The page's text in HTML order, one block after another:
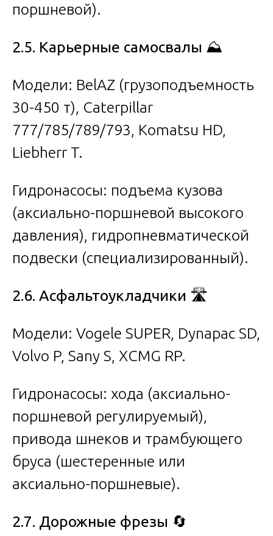
поршневой).
2.5. Карьерные самосвалы ⛰️
Модели: BelAZ (грузоподъемность
30-450 т), Caterpillar
777/785/789/793, Komatsu HD,
Liebherr T.
Гидронасосы: подъема кузова
(аксиально-поршневой высокого
давления), гидропневматической
подвески (специализированный).
2.6. Асфальтоукладчики 🛣️
Модели: Vogele SUPER, Dynapac SD,
Volvo P, Sany S, XCMG RP.
Гидронасосы: хода (аксиально-
поршневой регулируемый),
привода шнеков и трамбующего
бруса (шестеренные или
аксиально-поршневые).
2.7. Дорожные фрезы 🔄